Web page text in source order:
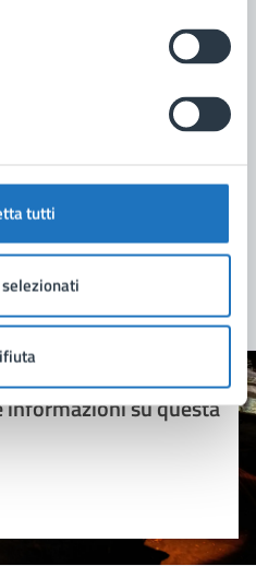
tutti
informazioni su questa
su 5
su 5
5